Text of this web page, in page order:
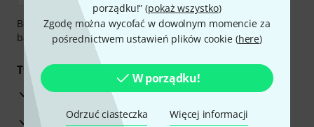
porządku!” (pokaż wszystko)
Zgodę można wycofać w dowolnym momencie za
pośrednictwem ustawień plików cookie (here)
W porządku!
Odrzuć ciasteczka Więcej informacji
Bezpieczna płatność przez Za pobraniem, Przelew
bankowy, PayPal, Blik lub Karta kredytowa.
Twoje korzyści
3-letnia Gwarancja Thomann
30-dniowa gwarancja zwrotu pieniędzy